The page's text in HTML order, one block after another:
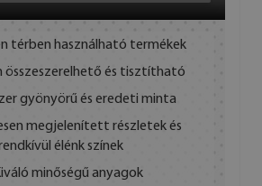
térben használható termékek
összeszerelhető és tisztítható
gyönyörű és eredeti minta
megjelenített részletek és
élénk színek
minőségű anyagok